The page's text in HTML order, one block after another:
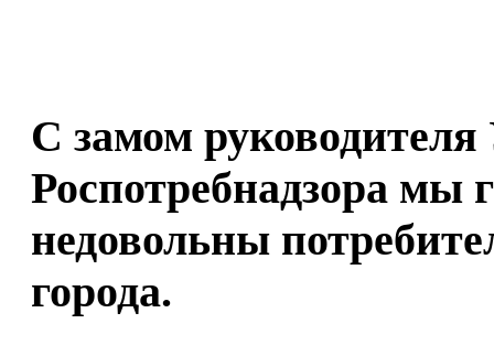
С замом
Роспотребнадзора мы
недовольны
города.